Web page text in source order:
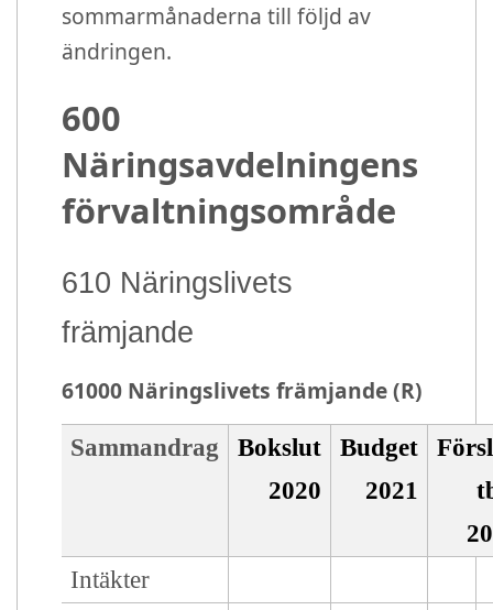
sommarmånaderna till följd av
ändringen.
600
Näringsavdelningens
förvaltningsområde
610 Näringslivets
främjande
61000 Näringslivets främjande (R)
Sammandrag
Bokslut
2020
Budget
2021
Intäkter